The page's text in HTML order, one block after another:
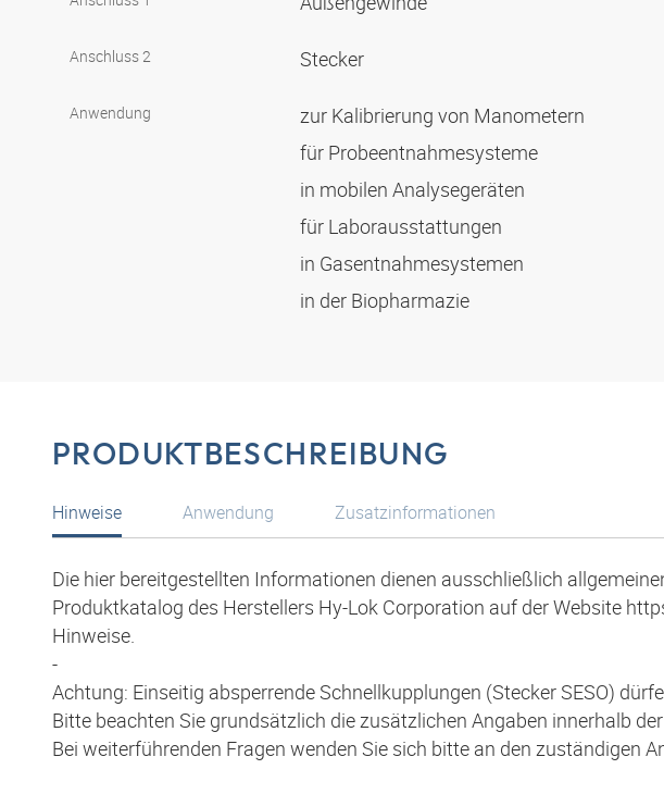
Anschluss 2 Stecker
Anwendung
zur Kalibrierung von Manometern
für Probeentnahmesysteme
in mobilen Analysegeräten
für Laborausstattungen
in Gasentnahmesystemen
in der Biopharmazie
PRODUKTBESCHREIBUNG
Hinweise
Die hier bereitgestellten Informationen dienen ausschließlich
Produktkatalog des Herstellers Hy-Lok Corporation auf der Website
Hinweise.
-
Achtung: Einseitig absperrende Schnellkupplungen (Stecker SESO)
Bitte beachten Sie grundsätzlich die zusätzlichen Angaben innerhalb
Bei weiterführenden Fragen wenden Sie sich bitte an den zuständigen
Anwendung Zusatzinformationen